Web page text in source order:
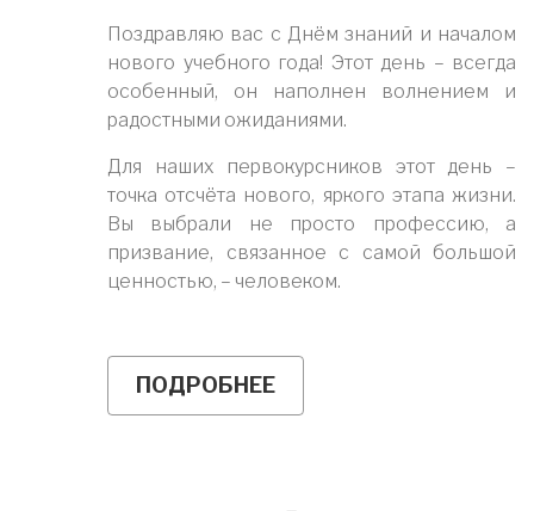
Поздравляю вас с Днём знаний и началом
нового учебного года! Этот день – всегда
особенный, он наполнен волнением и
радостными ожиданиями.
Для наших первокурсников этот день –
точка отсчёта нового, яркого этапа жизни.
Вы выбрали не просто профессию, а
призвание, связанное с самой большой
ценностью, – человеком.
ПОДРОБНЕЕ
ПОЗДРАВЛЕНИЕ